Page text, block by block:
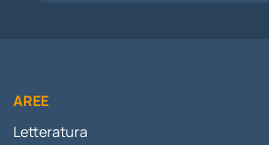
AREE
Letteratura